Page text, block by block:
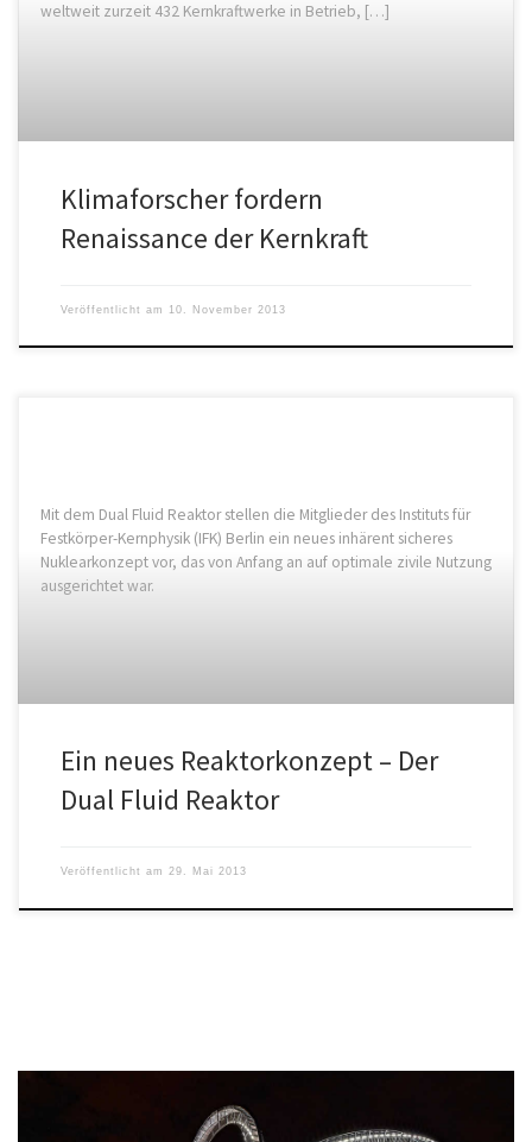
weltweit zurzeit 432 Kernkraftwerke in Betrieb, […]
Klimaforscher fordern
Renaissance der Kernkraft
Veröffentlicht am 10. November 2013
Mit dem Dual Fluid Reaktor stellen die Mitglieder des Instituts für
Festkörper-Kernphysik (IFK) Berlin ein neues inhärent sicheres
Nuklearkonzept vor, das von Anfang an auf optimale zivile Nutzung
ausgerichtet war.
Ein neues Reaktorkonzept – Der
Dual Fluid Reaktor
Veröffentlicht am 29. Mai 2013